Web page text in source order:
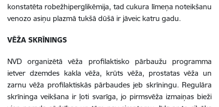
konstatēta robežhiperglikēmija, tad cukura līmeņa noteikšanu
venozo asiņu plazmā tukšā dūšā ir jāveic katru gadu.
VĒŽA SKRĪNINGS
NVD organizētā vēža profilaktisko pārbaužu programma
ietver dzemdes kakla vēža, krūts vēža, prostatas vēža un
zarnu vēža profilaktiskās pārbaudes jeb skrīningu. Regulāra
skrīninga veikšana ir ļoti svarīga, jo pirmsvēža izmaiņas bieži